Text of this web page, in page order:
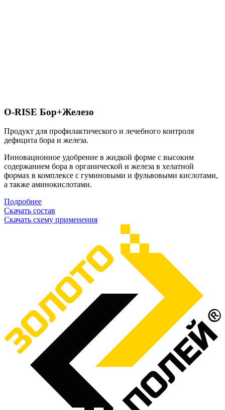
O-RISE Бор+Железо
Продукт для профилактического и лечебного контроля
дефицита бора и железа.
Инновационное удобрение в жидкой форме с высоким
содержанием бора в органической и железа в хелатной
формах в комплексе с гуминовыми и фульвовыми кислотами,
а также аминокислотами.
Подробнее
Скачать состав
Скачать схему применения